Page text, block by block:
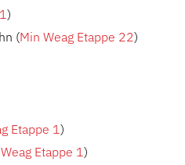
)
(Min Weag Etappe 22)
Etappe 1)
Etappe 1)